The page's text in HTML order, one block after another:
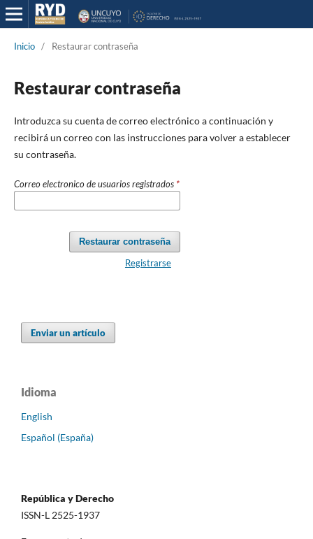
Inicio / Restaurar contraseña
Restaurar contraseña
Introduzca su cuenta de correo electrónico a continuación y
recibirá un correo con las instrucciones para volver a establecer
su contraseña.
Correo electronico de usuarios registrados *
Restaurar contraseña
Registrarse
Enviar un artículo
Idioma
English
Español (España)
República y Derecho
ISSN-L 2525-1937